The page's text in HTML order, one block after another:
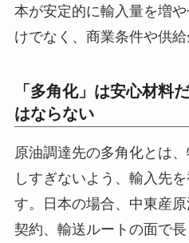
本が安定的に輸入量を増
けでなく、商業条件や供給
「多角化」は安心材料
はならない
原油調達先の多角化とは
しすぎないよう、輸入先
す。日本の場合、中東産
契約、輸送ルートの面で